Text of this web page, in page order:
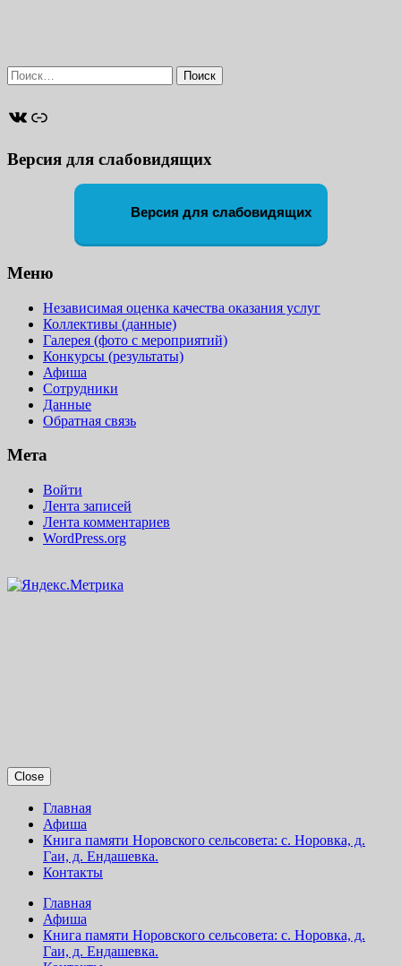
Найти:
ВКонтакте
Ссылка
Версия для слабовидящих
Версия для слабовидящих
Меню
Независимая оценка качества оказания услуг
Коллективы (данные)
Галерея (фото с мероприятий)
Конкурсы (результаты)
Афиша
Сотрудники
Данные
Обратная связь
Мета
Войти
Лента записей
Лента комментариев
WordPress.org
Close
Главная
Афиша
Книга памяти Норовского сельсовета: с. Норовка, д.
Гаи, д. Ендашевка.
Контакты
Главная
Афиша
Книга памяти Норовского сельсовета: с. Норовка, д.
Гаи, д. Ендашевка.